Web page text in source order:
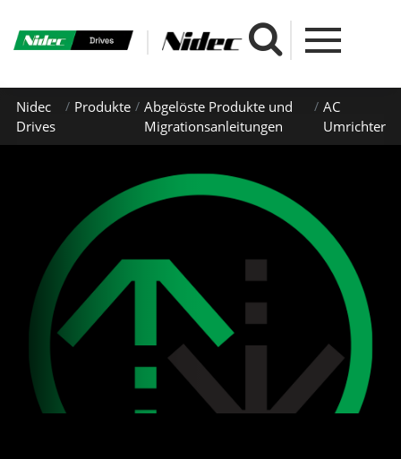
Nidec
Drives
Produkte
Abgelöste Produkte und
Migrationsanleitungen
AC
Umrichter